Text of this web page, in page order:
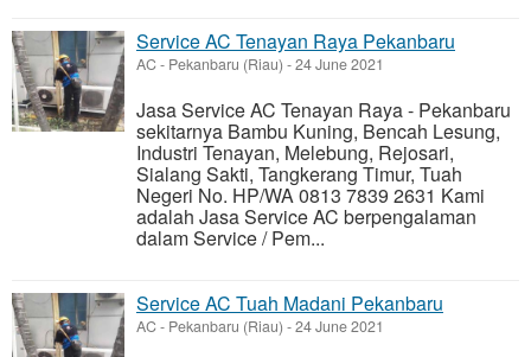
Service AC Tenayan Raya Pekanbaru
AC- Pekanbaru (Riau) -24 June 2021
Jasa Service AC Tenayan Raya - Pekanbaru
sekitarnya Bambu Kuning, Bencah Lesung,
Industri Tenayan, Melebung, Rejosari,
Sialang Sakti, Tangkerang Timur, Tuah
Negeri No. HP/WA 0813 7839 2631 Kami
adalah Jasa Service AC berpengalaman
dalam Service / Pem...
Service AC Tuah Madani Pekanbaru
AC- Pekanbaru (Riau) -24 June 2021